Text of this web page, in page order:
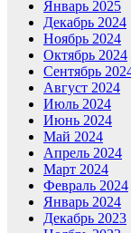
Январь 2025
Декабрь 2024
Ноябрь 2024
Октябрь 2024
Сентябрь
Август 2024
Июль 2024
Июнь 2024
Май 2024
Апрель 2024
Март 2024
Февраль 2024
Январь 2024
Декабрь 2023